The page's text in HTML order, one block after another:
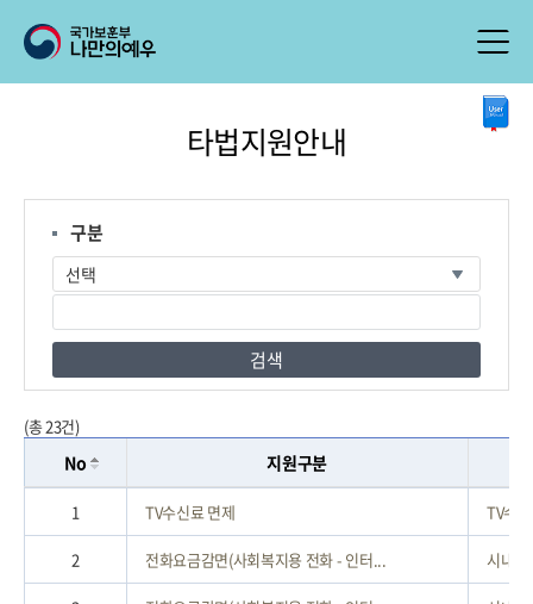
타법지원안내
구분
검색
(총 23건)
No 지원구분
1 TV수신료 면제 TV수
2 전화요금감면(사회복지용 전화 - 인터... 시내통